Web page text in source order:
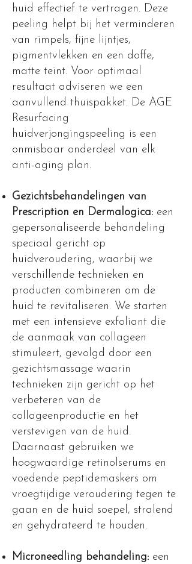
huid effectief te vertragen. Deze
peeling helpt bij het verminderen
van rimpels, fijne lijntjes,
pigmentvlekken en een doffe,
matte teint. Voor optimaal
resultaat adviseren we een
aanvullend thuispakket. De AGE
Resurfacing
huidverjongingspeeling is een
onmisbaar onderdeel van elk
anti-aging plan.
Gezichtsbehandelingen van
Prescription en Dermalogica: een
gepersonaliseerde behandeling
speciaal gericht op
huidveroudering, waarbij we
verschillende technieken en
producten combineren om de
huid te revitaliseren. We starten
met een intensieve exfoliant die
de aanmaak van collageen
stimuleert, gevolgd door een
gezichtsmassage waarin
technieken zijn gericht op het
verbeteren van de
collageenproductie en het
verstevigen van de huid.
Daarnaast gebruiken we
hoogwaardige retinolserums en
voedende peptidemaskers om
vroegtijdige veroudering tegen te
gaan en de huid soepel, stralend
en gehydrateerd te houden.
Microneedling behandeling: een